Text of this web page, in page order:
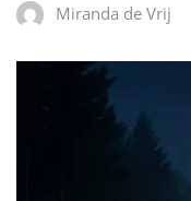
Miranda de Vrij